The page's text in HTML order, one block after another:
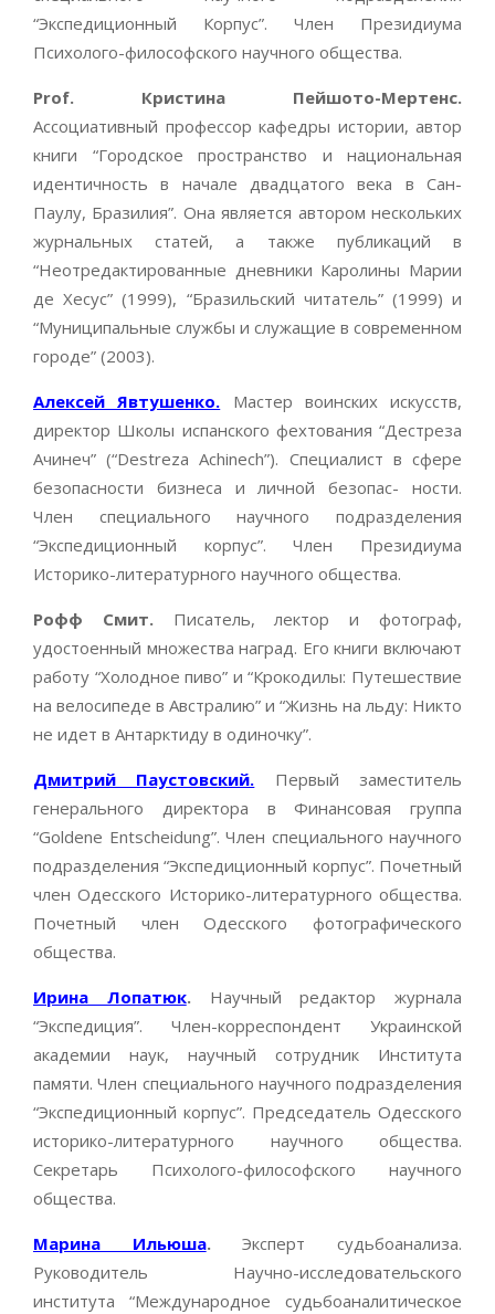
“Экспедиционный Корпус”. Член Президиума
Психолого-философского научного общества.
Prof. Кристина Пейшото-Мертенс.
Ассоциативный профессор кафедры истории, автор
книги “Городское пространство и национальная
идентичность в начале двадцатого века в Сан-
Паулу, Бразилия”. Она является автором нескольких
журнальных статей, а также публикаций в
“Неотредактированные дневники Каролины Марии
де Хесус” (1999), “Бразильский читатель” (1999) и
“Муниципальные службы и служащие в современном
городе” (2003).
Алексей Явтушенко. Мастер воинских искусств,
директор Школы испанского фехтования “Дестреза
Ачинеч” (“Destreza Achinech”). Специалист в сфере
безопасности бизнеса и личной безопас- ности.
Член специального научного подразделения
“Экспедиционный корпус”. Член Президиума
Историко-литературного научного общества.
Рофф Смит.Писатель, лектор и фотограф,
удостоенный множества наград. Его книги включают
работу “Холодное пиво” и “Крокодилы: Путешествие
на велосипеде в Австралию” и “Жизнь на льду: Никто
не идет в Антарктиду в одиночку”.
Дмитрий Паустовский. Первый заместитель
генерального директора в Финансовая группа
“Goldene Entscheidung”. Член специального научного
подразделения “Экспедиционный корпус”. Почетный
член Одесского Историко-литературного общества.
Почетный член Одесского фотографического
общества.
Ирина Лопатюк.Научный редактор журнала
“Экспедиция”. Член-корреспондент Украинской
академии наук, научный сотрудник Института
памяти. Член специального научного подразделения
“Экспедиционный корпус”. Председатель Одесского
историко-литературного научного общества.
Секретарь Психолого-философского научного
общества.
Марина Ильюша.Эксперт судьбоанализа.
Руководитель Научно-исследовательского
института “Международное судьбоаналитическое